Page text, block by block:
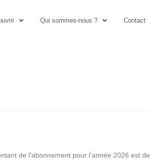
Qui sommes-nous ? Contact
de l’abonnement pour l’année 2026 est de